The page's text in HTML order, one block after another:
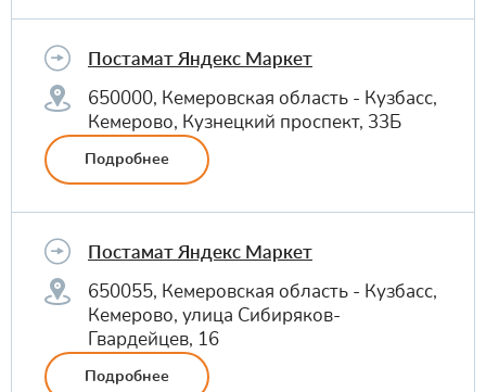
Постамат Яндекс Маркет
650000, Кемеровская область - Кузбасс,
Кемерово, Кузнецкий проспект, 33Б
Подробнее
Постамат Яндекс Маркет
650055, Кемеровская область - Кузбасс,
Кемерово, улица Сибиряков-
Гвардейцев, 16
Подробнее